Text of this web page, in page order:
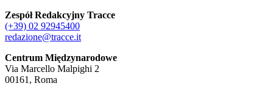
Zespół Redakcyjny Tracce
(+39) 02 92945400
redazione@tracce.it
Centrum Międzynarodowe
Via Marcello Malpighi 2
00161, Roma